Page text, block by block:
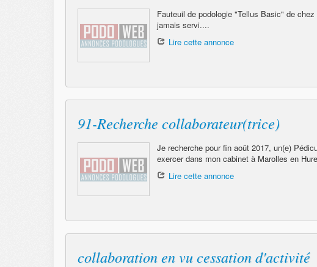
Fauteuil de podologie "Tellus Basic" de
jamais servi....
Lire cette annonce
91-Recherche collaborateur(trice)
Je recherche pour fin août 2017, un(e)
exercer dans mon cabinet à Marolles en
Lire cette annonce
collaboration en vu cessation d'activité